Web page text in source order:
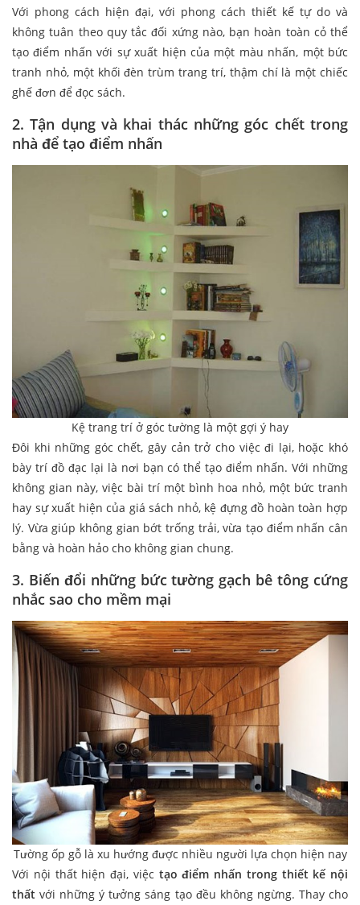
Với phong cách hiện đại, với phong cách thiết kế tự do và
không tuân theo quy tắc đối xứng nào, bạn hoàn toàn cỏ thể
tạo điểm nhấn với sự xuất hiện của một màu nhấn, một bức
tranh nhỏ, một khối đèn trùm trang trí, thậm chí là một chiếc
ghế đơn để đọc sách.
2. Tận dụng và khai thác những góc chết trong
nhà để tạo điểm nhấn
Kệ trang trí ở góc tường là một gợi ý hay
Đôi khi những góc chết, gây cản trở cho việc đi lại, hoặc khó
bày trí đồ đạc lại là nơi bạn có thể tạo điểm nhấn. Với những
không gian này, việc bài trí một bình hoa nhỏ, một bức tranh
hay sự xuất hiện của giá sách nhỏ, kệ đựng đồ hoàn toàn hợp
lý. Vừa giúp không gian bớt trống trải, vừa tạo điểm nhấn cân
bằng và hoàn hảo cho không gian chung.
3. Biến đổi những bức tường gạch bê tông cứng
nhắc sao cho mềm mại
Tường ốp gỗ là xu hướng được nhiều người lựa chọn hiện nay
Với nội thất hiện đại, việc tạo điểm nhấn trong thiết kế nội
thất với những ý tưởng sáng tạo đều không ngừng. Thay cho